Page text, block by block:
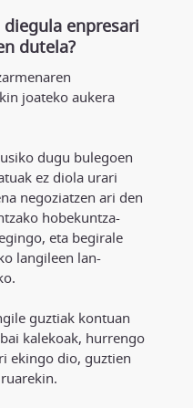
enpresari
dutela?
joateko aukera
dugu bulegoen
ez diola urari
negoziatzen ari den
hobekuntza-
eta begirale
langileen lan-
guztiak kontuan
kalekoak, hurrengo
ekingo dio, guztien